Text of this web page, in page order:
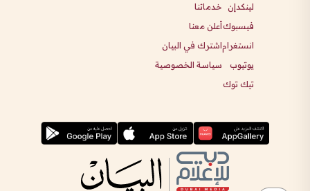
لينكدإن
فيسبوك
انستغرام
يوتيوب
تيك توك
خدماتنا
أعلن معنا
اشترك في البيان
سياسة الخصوصية